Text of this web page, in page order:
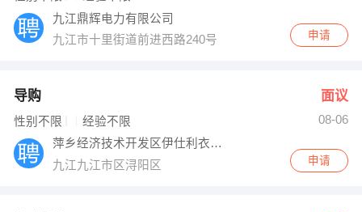
九江鼎辉电力有限公司
九江市十里街道前进西路240号
申请
导购 面议
性别不限 经验不限
08-06
萍乡经济技术开发区伊仕利衣柜店
九江九江市区浔阳区
申请